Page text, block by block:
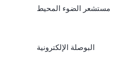
مستشعر الضوء المحيط
البوصلة الإلكترونية